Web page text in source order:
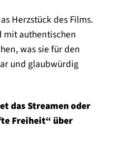
Herzstück des Films.
mit authentischen
was sie für den
und glaubwürdig
das Streamen oder
Freiheit“ über